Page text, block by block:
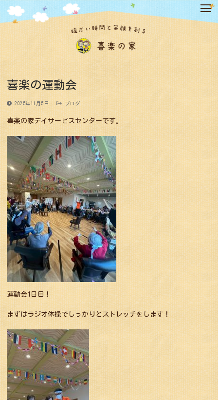
テ
ン
ツ
へ
ス
キ
ッ
プ
喜楽の運動会
2025年11月5日 ブログ
喜楽の家デイサービスセンターです。
運動会1日目！
まずはラジオ体操でしっかりとストレッチをします！